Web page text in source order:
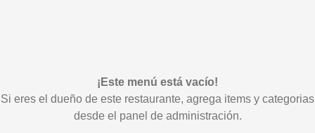
¡Este menú está vacío!
Si eres el dueño de este restaurante, agrega items y categorias
desde el panel de administración.